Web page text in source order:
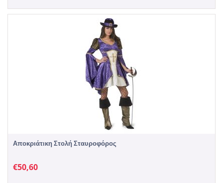
Αποκριάτικη Στολή Σταυροφόρος
€50,60